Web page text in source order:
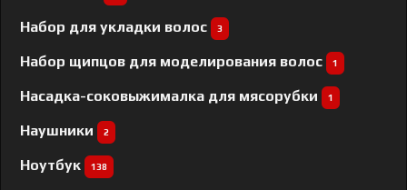
Набор для укладки волос
3
Набор щипцов для моделирования волос 1
Насадка-соковыжималка для мясорубки 1
Наушники 2
Ноутбук 138